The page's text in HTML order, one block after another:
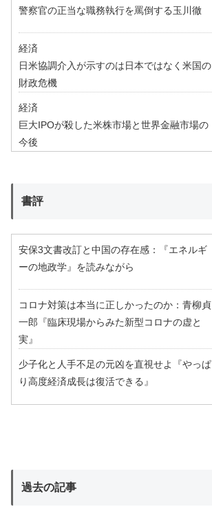
警察官の正当な職務執行を罵倒する玉川徹
経済
日米協調介入が示すのは日本ではなく米国の
財政危機
経済
巨大IPOが殺した米株市場と世界金融市場の
今後
書評
安保3文書改訂と中国の存在感：『エネルギ
ーの地政学』を読みながら
コロナ対策は本当に正しかったのか：青柳貞
一郎『臨床現場からみた新型コロナの虚と
実』
少子化と人手不足の元凶を直視せよ『やっぱ
り高度経済成長は復活できる』
過去の記事